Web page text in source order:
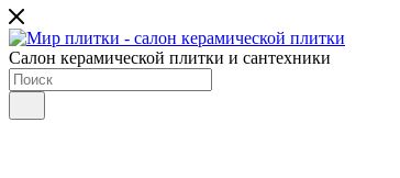
Салон керамической плитки и сантехники